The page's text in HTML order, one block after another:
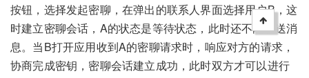
按钮，选择发起密聊，在弹出的联系人界面选择用户B，这
时建立密聊会话，A的状态是等待状态，此时还不能发送消
息。当B打开应用收到A的密聊请求时，响应对方的请求，
协商完成密钥，密聊会话建立成功，此时双方才可以进行